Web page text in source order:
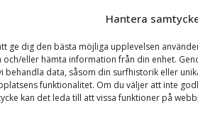
Hantera
ge dig den bästa möjliga upplevelsen
och/eller hämta information från din enhet.
behandla data, såsom din surfhistorik eller
funktionalitet. Om du väljer att inte
kan det leda till att vissa funktioner på
TILLBEHÖR
40 cc och uppåt, passar
är ett trimmerhuvud som äntligen
säkerheten. Erasure avverkar